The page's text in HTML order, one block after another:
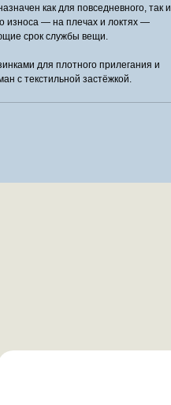
как для повседневного, так и
износа — на плечах и локтях —
срок службы вещи.
для плотного прилегания и
с текстильной застёжкой.